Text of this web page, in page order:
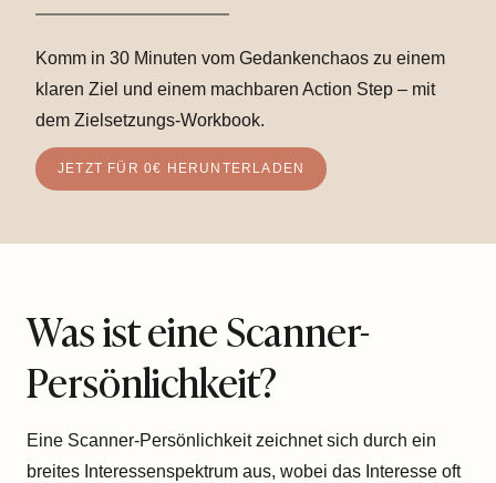
Komm in 30 Minuten vom Gedankenchaos zu einem
klaren Ziel und einem machbaren Action Step – mit
dem Zielsetzungs-Workbook.
JETZT FÜR 0€ HERUNTERLADEN
Was ist eine Scanner-
Persönlichkeit?
Eine Scanner-Persönlichkeit zeichnet sich durch ein
breites Interessenspektrum aus, wobei das Interesse oft